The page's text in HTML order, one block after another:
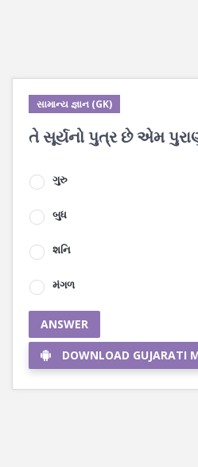
સામાન્ય જ્ઞાન (GK)
તે સૂર્યનો પુત્ર છે એમ
ગુરુ
બુધ
શનિ
મંગળ
ANSWER
DOWNLOAD GUJARATI